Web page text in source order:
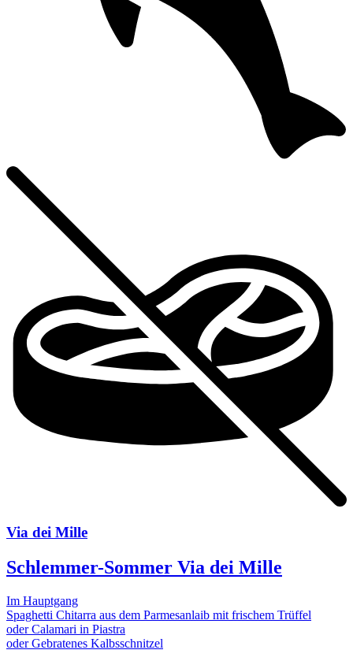
Via dei Mille
Schlemmer-Sommer Via dei Mille
Im Hauptgang
Spaghetti Chitarra aus dem Parmesanlaib mit frischem Trüffel
oder Calamari in Piastra
oder Gebratenes Kalbsschnitzel